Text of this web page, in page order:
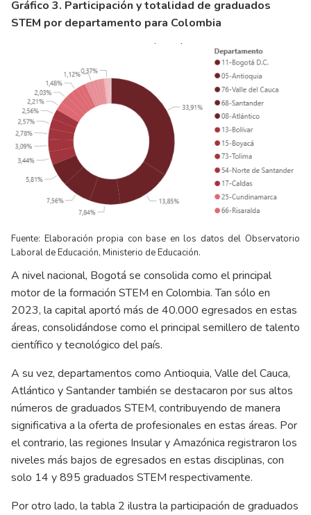
Gráfico 3. Participación y totalidad de graduados
STEM por departamento para Colombia
Fuente: Elaboración propia con base en los datos del Observatorio
Laboral de Educación, Ministerio de Educación.
A nivel nacional, Bogotá se consolida como el principal
motor de la formación STEM en Colombia. Tan sólo en
2023, la capital aportó más de 40.000 egresados en estas
áreas, consolidándose como el principal semillero de talento
científico y tecnológico del país.
A su vez, departamentos como Antioquia, Valle del Cauca,
Atlántico y Santander también se destacaron por sus altos
números de graduados STEM, contribuyendo de manera
significativa a la oferta de profesionales en estas áreas. Por
el contrario, las regiones Insular y Amazónica registraron los
niveles más bajos de egresados en estas disciplinas, con
solo 14 y 895 graduados STEM respectivamente.
Por otro lado, la tabla 2 ilustra la participación de graduados